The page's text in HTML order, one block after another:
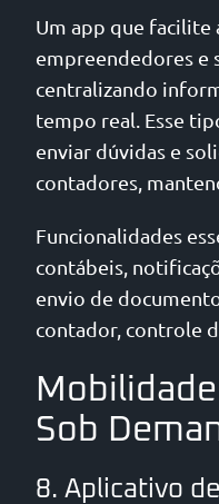
Um app que facilite
empreendedores e
centralizando
tempo real. Esse
enviar dúvidas e
contadores,
Funcionalidades
contábeis,
envio de
contador, controle
Sob
8. Aplicativo